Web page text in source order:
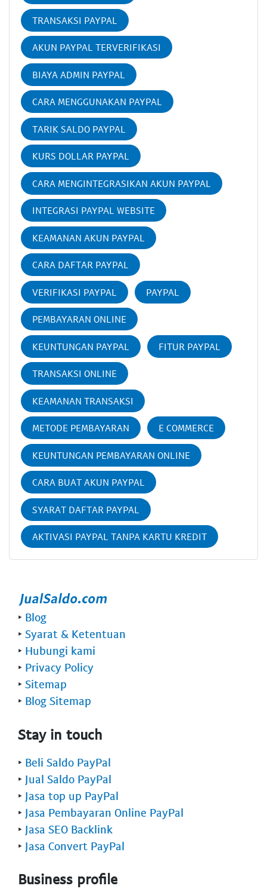
TRANSAKSI PAYPAL
AKUN PAYPAL TERVERIFIKASI
BIAYA ADMIN PAYPAL
CARA MENGGUNAKAN PAYPAL
TARIK SALDO PAYPAL
KURS DOLLAR PAYPAL
CARA MENGINTEGRASIKAN AKUN PAYPAL
INTEGRASI PAYPAL WEBSITE
KEAMANAN AKUN PAYPAL
CARA DAFTAR PAYPAL
VERIFIKASI PAYPAL PAYPAL
PEMBAYARAN ONLINE
KEUNTUNGAN PAYPAL FITUR PAYPAL
TRANSAKSI ONLINE
KEAMANAN TRANSAKSI
METODE PEMBAYARAN E COMMERCE
KEUNTUNGAN PEMBAYARAN ONLINE
CARA BUAT AKUN PAYPAL
SYARAT DAFTAR PAYPAL
AKTIVASI PAYPAL TANPA KARTU KREDIT
‣ Blog
‣ Syarat & Ketentuan
‣ Hubungi kami
‣ Privacy Policy
‣ Sitemap
‣ Blog Sitemap
Stay in touch
‣ Beli Saldo PayPal
‣ Jual Saldo PayPal
‣ Jasa top up PayPal
‣ Jasa Pembayaran Online PayPal
‣ Jasa SEO Backlink
‣ Jasa Convert PayPal
Business profile